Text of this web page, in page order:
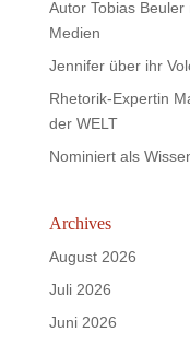
Autor Tobias
Medien
Jennifer über ihr
Rhetorik-Expertin
der WELT
Nominiert als
Archives
August 2026
Juli 2026
Juni 2026